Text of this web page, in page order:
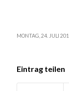
MONTAG, 24. JULI
Eintrag teilen